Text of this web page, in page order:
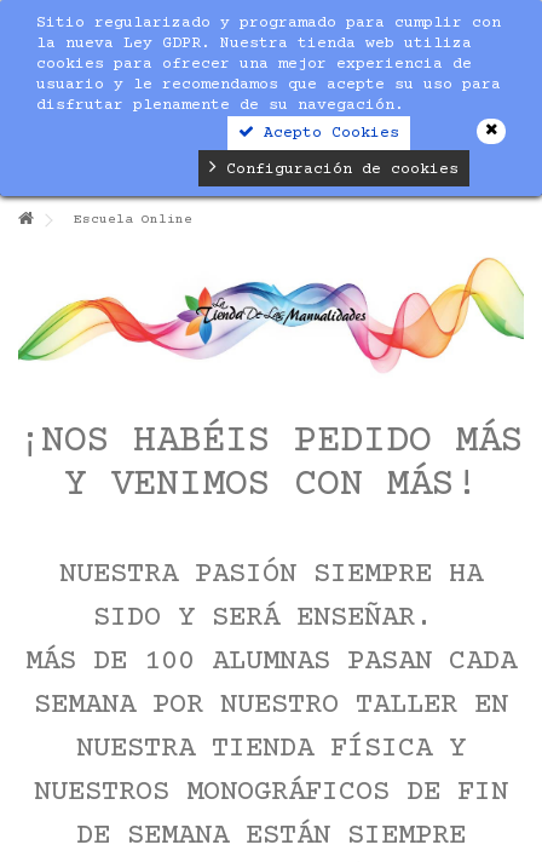
Sitio regularizado y programado para cumplir con
la nueva Ley GDPR. Nuestra tienda web utiliza
cookies para ofrecer una mejor experiencia de
usuario y le recomendamos que acepte su uso para
disfrutar plenamente de su navegación.
Acepto Cookies
Configuración de cookies
Escuela Online
¡NOS HABÉIS PEDIDO MÁS
Y VENIMOS CON MÁS!
NUESTRA PASIÓN SIEMPRE HA
SIDO Y SERÁ ENSEÑAR.
MÁS DE 100 ALUMNAS PASAN CADA
SEMANA POR NUESTRO TALLER EN
NUESTRA TIENDA FÍSICA Y
NUESTROS MONOGRÁFICOS DE FIN
DE SEMANA ESTÁN SIEMPRE